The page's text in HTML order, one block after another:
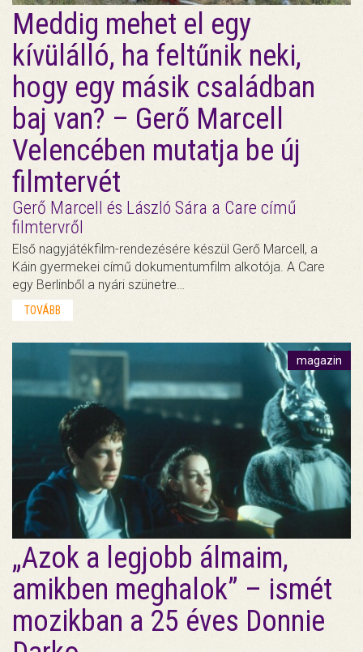
Meddig mehet el egy
kívülálló, ha feltűnik neki,
hogy egy másik családban
baj van? – Gerő Marcell
Velencében mutatja be új
filmtervét
Gerő Marcell és László Sára a Care című
filmtervről
Első nagyjátékfilm-rendezésére készül Gerő Marcell, a
Káin gyermekei című dokumentumfilm alkotója. A Care
egy Berlinből a nyári szünetre…
TOVÁBB
magazin
„Azok a legjobb álmaim,
amikben meghalok” – ismét
mozikban a 25 éves Donnie